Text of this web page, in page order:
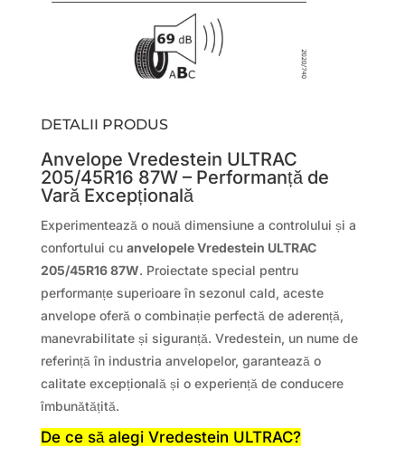
DETALII PRODUS
Anvelope Vredestein ULTRAC
205/45R16 87W – Performanță de
Vară Excepțională
Experimentează o nouă dimensiune a controlului și a
confortului cu anvelopele Vredestein ULTRAC
205/45R16 87W. Proiectate special pentru
performanțe superioare în sezonul cald, aceste
anvelope oferă o combinație perfectă de aderență,
manevrabilitate și siguranță. Vredestein, un nume de
referință în industria anvelopelor, garantează o
calitate excepțională și o experiență de conducere
îmbunătățită.
De ce să alegi Vredestein ULTRAC?